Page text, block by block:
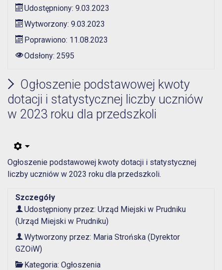
Udostępniony: 9.03.2023
Wytworzony: 9.03.2023
Poprawiono: 11.08.2023
Odsłony: 2595
Ogłoszenie podstawowej kwoty
dotacji i statystycznej liczby uczniów
w 2023 roku dla przedszkoli
Ogłoszenie podstawowej kwoty dotacji i statystycznej
liczby uczniów w 2023 roku dla przedszkoli.
Szczegóły
Udostępniony przez: Urząd Miejski w Prudniku
(Urząd Miejski w Prudniku)
Wytworzony przez: Maria Strońska (Dyrektor
GZOiW)
Kategoria: Ogłoszenia